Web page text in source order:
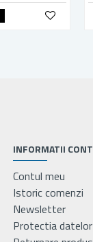
INFORMATII CONT
Contul meu
Istoric comenzi
Newsletter
Protectia datelor